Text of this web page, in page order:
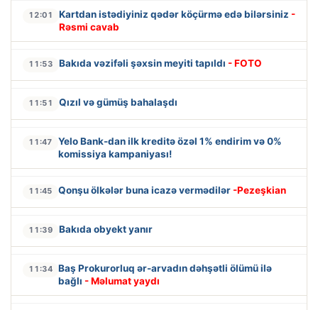
12:01 Kartdan istədiyiniz qədər köçürmə edə bilərsiniz -
Rəsmi cavab
11:53 Bakıda vəzifəli şəxsin meyiti tapıldı - FOTO
11:51 Qızıl və gümüş bahalaşdı
11:47
Yelo Bank-dan ilk kreditə özəl 1% endirim və 0%
komissiya kampaniyası!
11:45 Qonşu ölkələr buna icazə vermədilər -Pezeşkian
11:39 Bakıda obyekt yanır
11:34 Baş Prokurorluq ər-arvadın dəhşətli ölümü ilə
bağlı - Məlumat yaydı